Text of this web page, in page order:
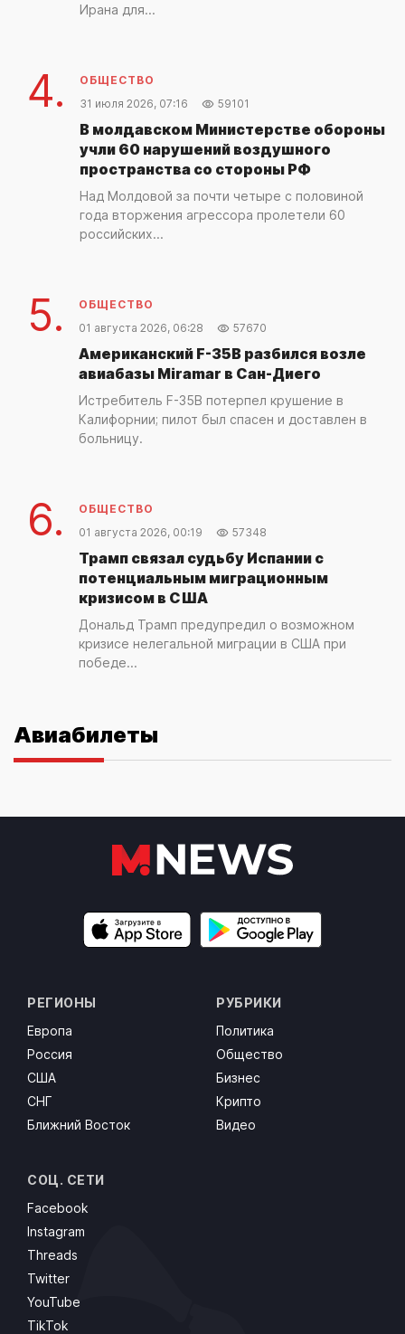
Ирана для...
4.
ОБЩЕСТВО
31 июля 2026, 07:16
59101
В молдавском Министерстве обороны
учли 60 нарушений воздушного
пространства со стороны РФ
Над Молдовой за почти четыре с половиной
года вторжения агрессора пролетели 60
российских...
5.
ОБЩЕСТВО
01 августа 2026, 06:28
57670
Американский F-35B разбился возле
авиабазы Miramar в Сан-Диего
Истребитель F-35B потерпел крушение в
Калифорнии; пилот был спасен и доставлен в
больницу.
6.
ОБЩЕСТВО
01 августа 2026, 00:19
57348
Трамп связал судьбу Испании с
потенциальным миграционным
кризисом в США
Дональд Трамп предупредил о возможном
кризисе нелегальной миграции в США при
победе...
Авиабилеты
РЕГИОНЫ
Европа
Россия
США
СНГ
Ближний Восток
РУБРИКИ
Политика
Общество
Бизнес
Крипто
Видео
СОЦ. СЕТИ
Facebook
Instagram
Threads
Twitter
YouTube
TikTok